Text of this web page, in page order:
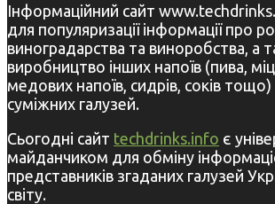
Інформаційний сайт
для популяризації інформації про
виноградарства та виноробства, а
виробництво інших напоїв (пива,
медових напоїв, сидрів, соків
суміжних галузей.
Сьогодні сайт techdrinks.info є
майданчиком для обміну
представників згаданих галузей
світу.